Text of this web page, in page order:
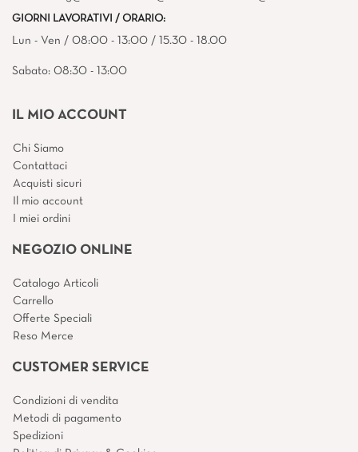
GIORNI LAVORATIVI / ORARIO:
Lun - Ven / 08:00 - 13:00 / 15.30 - 18.00
Sabato: 08:30 - 13:00
IL MIO ACCOUNT
Chi Siamo
Contattaci
Acquisti sicuri
Il mio account
I miei ordini
NEGOZIO ONLINE
Catalogo Articoli
Carrello
Offerte Speciali
Reso Merce
CUSTOMER SERVICE
Condizioni di vendita
Metodi di pagamento
Spedizioni